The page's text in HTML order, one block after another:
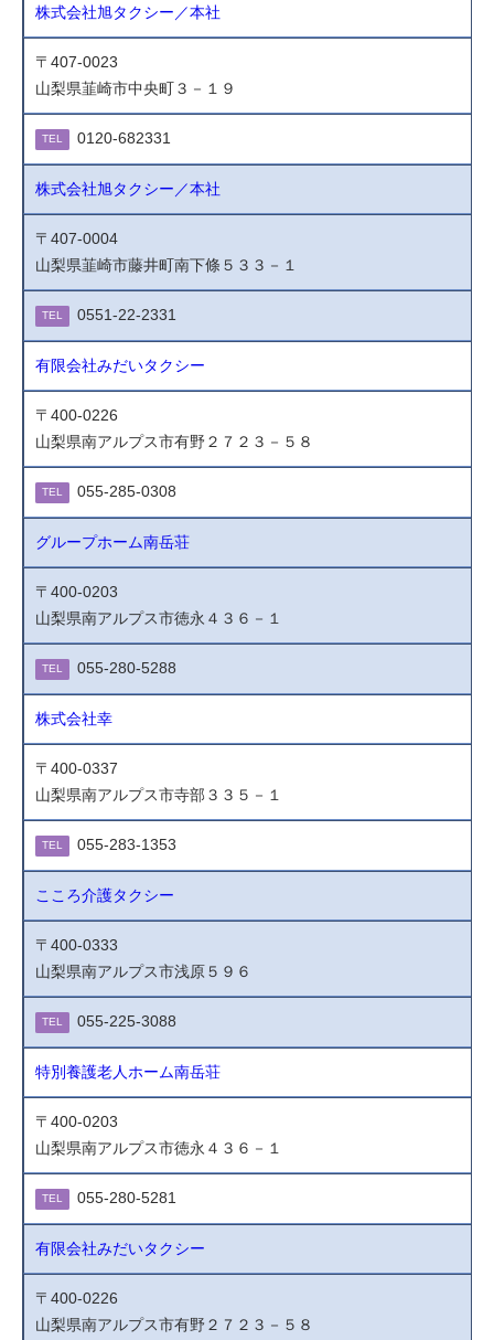
株式会社旭タクシー／本社
〒407-0023
山梨県韮崎市中央町３－１９
TEL 0120-682331
株式会社旭タクシー／本社
〒407-0004
山梨県韮崎市藤井町南下條５３３－１
TEL 0551-22-2331
有限会社みだいタクシー
〒400-0226
山梨県南アルプス市有野２７２３－５８
TEL 055-285-0308
グループホーム南岳荘
〒400-0203
山梨県南アルプス市徳永４３６－１
TEL 055-280-5288
株式会社幸
〒400-0337
山梨県南アルプス市寺部３３５－１
TEL 055-283-1353
こころ介護タクシー
〒400-0333
山梨県南アルプス市浅原５９６
TEL 055-225-3088
特別養護老人ホーム南岳荘
〒400-0203
山梨県南アルプス市徳永４３６－１
TEL 055-280-5281
有限会社みだいタクシー
〒400-0226
山梨県南アルプス市有野２７２３－５８